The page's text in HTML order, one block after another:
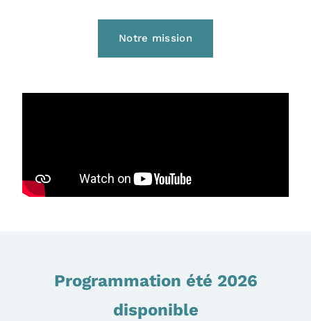
Notre mission
Programmation été 2026
disponible